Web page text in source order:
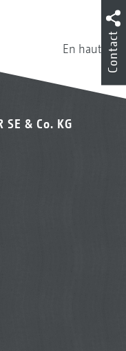
En haut
SE & Co. KG
Contact